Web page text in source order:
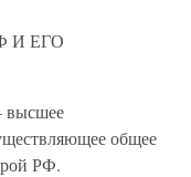
И ЕГО
высшее
общее
РФ.